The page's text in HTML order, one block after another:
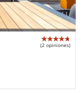
(2 opiniones)